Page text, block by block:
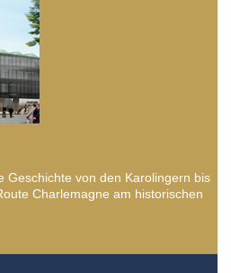
Geschichte von den Karolingern bis
Charlemagne am historischen